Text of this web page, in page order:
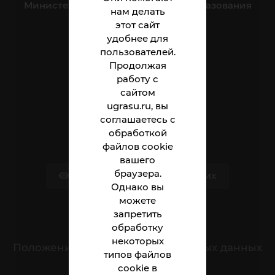
нам делать
этот сайт
удобнее для
пользователей.
Продолжая
работу с
сайтом
ugrasu.ru, вы
соглашаетесь с
обработкой
файлов cookie
вашего
браузера.
Однако вы
можете
запретить
обработку
некоторых
типов файлов
cookie в
Министерство науки и высшего образования
Российской Федерации
Институт
Абитуриенту
Студенту
Сотруднику
Версия для слабовидящих
Обращения граждан
Положение о защите персональных данных